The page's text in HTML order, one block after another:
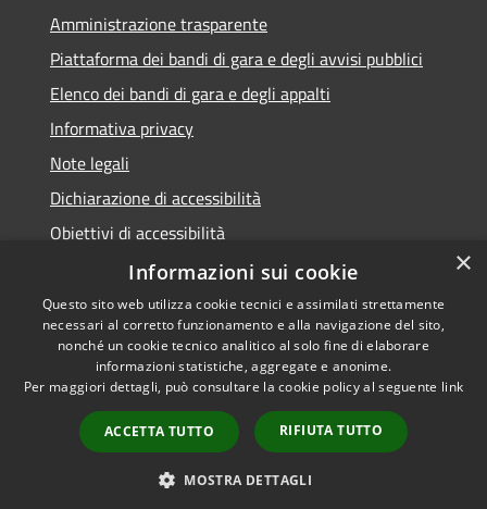
Amministrazione trasparente
Piattaforma dei bandi di gara e degli avvisi pubblici
Elenco dei bandi di gara e degli appalti
Informativa privacy
Note legali
Dichiarazione di accessibilità
Obiettivi di accessibilità
Accessibilità
Privacy
Mappa del sito
×
Informazioni sui cookie
Questo sito web utilizza cookie tecnici e assimilati strettamente
necessari al corretto funzionamento e alla navigazione del sito,
nonché un cookie tecnico analitico al solo fine di elaborare
informazioni statistiche, aggregate e anonime.
Per maggiori dettagli, può consultare la cookie policy al seguente link
ACCETTA TUTTO RIFIUTA TUTTO
MOSTRA DETTAGLI